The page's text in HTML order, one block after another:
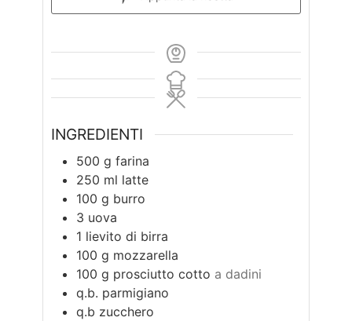
INGREDIENTI
500 g farina
250 ml latte
100 g burro
3 uova
1 lievito di birra
100 g mozzarella
100 g prosciutto cotto a dadini
q.b. parmigiano
q.b zucchero